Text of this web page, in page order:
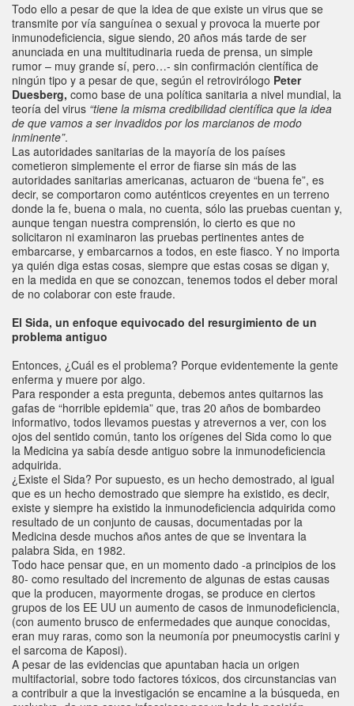
Todo ello a pesar de que la idea de que existe un virus que se
transmite por vía sanguínea o sexual y provoca la muerte por
inmunodeficiencia, sigue siendo, 20 años más tarde de ser
anunciada en una multitudinaria rueda de prensa, un simple
rumor – muy grande sí, pero…- sin confirmación científica de
ningún tipo y a pesar de que, según el retrovirólogo Peter
Duesberg, como base de una política sanitaria a nivel mundial, la
teoría del virus “tiene la misma credibilidad científica que la idea
de que vamos a ser invadidos por los marcianos de modo
inminente”.
Las autoridades sanitarias de la mayoría de los países
cometieron simplemente el error de fiarse sin más de las
autoridades sanitarias americanas, actuaron de “buena fe”, es
decir, se comportaron como auténticos creyentes en un terreno
donde la fe, buena o mala, no cuenta, sólo las pruebas cuentan y,
aunque tengan nuestra comprensión, lo cierto es que no
solicitaron ni examinaron las pruebas pertinentes antes de
embarcarse, y embarcarnos a todos, en este fiasco. Y no importa
ya quién diga estas cosas, siempre que estas cosas se digan y,
en la medida en que se conozcan, tenemos todos el deber moral
de no colaborar con este fraude.
El Sida, un enfoque equivocado del resurgimiento de un
problema antiguo
Entonces, ¿Cuál es el problema? Porque evidentemente la gente
enferma y muere por algo.
Para responder a esta pregunta, debemos antes quitarnos las
gafas de “horrible epidemia” que, tras 20 años de bombardeo
informativo, todos llevamos puestas y atrevernos a ver, con los
ojos del sentido común, tanto los orígenes del Sida como lo que
la Medicina ya sabía desde antiguo sobre la inmunodeficiencia
adquirida.
¿Existe el Sida? Por supuesto, es un hecho demostrado, al igual
que es un hecho demostrado que siempre ha existido, es decir,
existe y siempre ha existido la inmunodeficiencia adquirida como
resultado de un conjunto de causas, documentadas por la
Medicina desde muchos años antes de que se inventara la
palabra Sida, en 1982.
Todo hace pensar que, en un momento dado -a principios de los
80- como resultado del incremento de algunas de estas causas
que la producen, mayormente drogas, se produce en ciertos
grupos de los EE UU un aumento de casos de inmunodeficiencia,
(con aumento brusco de enfermedades que aunque conocidas,
eran muy raras, como son la neumonía por pneumocystis carini y
el sarcoma de Kaposi).
A pesar de las evidencias que apuntaban hacia un origen
multifactorial, sobre todo factores tóxicos, dos circunstancias van
a contribuir a que la investigación se encamine a la búsqueda, en